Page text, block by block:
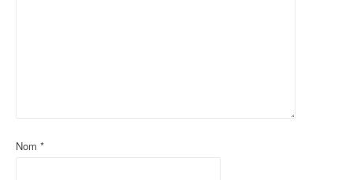
Nom *